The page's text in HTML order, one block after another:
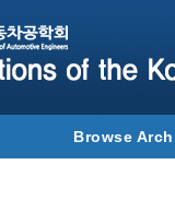
Browse